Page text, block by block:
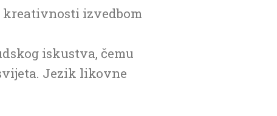
kreativnosti izvedbom
iskustva, čemu
Jezik likovne